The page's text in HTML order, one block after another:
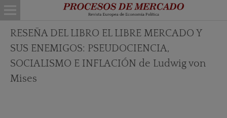
RESEÑA DEL LIBRO EL LIBRE MERCADO Y
SUS ENEMIGOS: PSEUDOCIENCIA,
SOCIALISMO E INFLACIÓN de Ludwig von
Mises